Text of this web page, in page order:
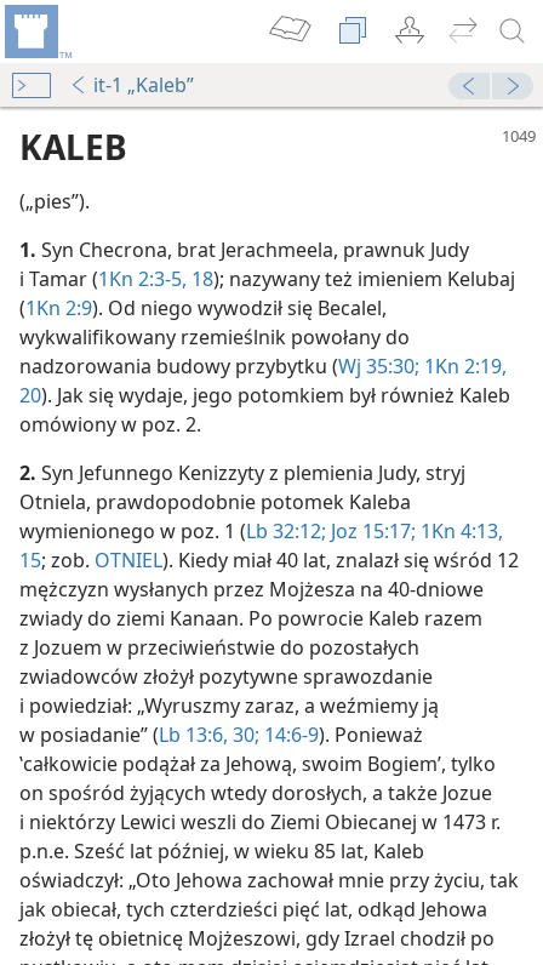
it-1 „Kaleb”
KALEB
(„pies”).
1. Syn Checrona, brat Jerachmeela, prawnuk Judy
i Tamar (1Kn 2:3-5, 18); nazywany też imieniem Kelubaj
(1Kn 2:9). Od niego wywodził się Becalel,
wykwalifikowany rzemieślnik powołany do
nadzorowania budowy przybytku (Wj 35:30; 1Kn 2:19,
20). Jak się wydaje, jego potomkiem był również Kaleb
omówiony w poz. 2.
2. Syn Jefunnego Kenizzyty z plemienia Judy, stryj
Otniela, prawdopodobnie potomek Kaleba
wymienionego w poz. 1 (Lb 32:12; Joz 15:17; 1Kn 4:13,
15; zob. OTNIEL). Kiedy miał 40 lat, znalazł się wśród 12
mężczyzn wysłanych przez Mojżesza na 40-dniowe
zwiady do ziemi Kanaan. Po powrocie Kaleb razem
z Jozuem w przeciwieństwie do pozostałych
zwiadowców złożył pozytywne sprawozdanie
i powiedział: „Wyruszmy zaraz, a weźmiemy ją
w posiadanie” (Lb 13:6, 30; 14:6-9). Ponieważ
‛całkowicie podążał za Jehową, swoim Bogiem’, tylko
on spośród żyjących wtedy dorosłych, a także Jozue
i niektórzy Lewici weszli do Ziemi Obiecanej w 1473 r.
p.n.e. Sześć lat później, w wieku 85 lat, Kaleb
oświadczył: „Oto Jehowa zachował mnie przy życiu, tak
jak obiecał, tych czterdzieści pięć lat, odkąd Jehowa
złożył tę obietnicę Mojżeszowi, gdy Izrael chodził po